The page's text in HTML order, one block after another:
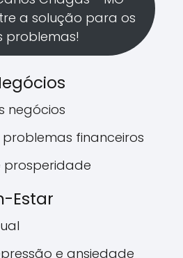
a solução para os
problemas!
negócios
financeiros
Estar
e ansiedade